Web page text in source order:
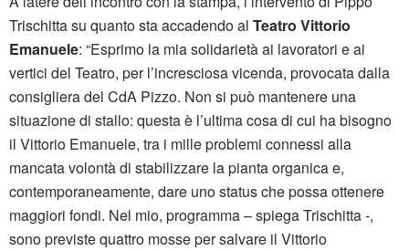
Trischitta su quanto sta accadendo al Teatro Vittorio
Emanuele: “Esprimo la mia solidarietà ai lavoratori e ai
vertici del Teatro, per l’incresciosa vicenda, provocata dalla
consigliera del CdA Pizzo. Non si può mantenere una
situazione di stallo: questa è l’ultima cosa di cui ha bisogno
il Vittorio Emanuele, tra i mille problemi connessi alla
mancata volontà di stabilizzare la pianta organica e,
contemporaneamente, dare uno status che possa ottenere
maggiori fondi. Nel mio, programma – spiega Trischitta -,
sono previste quattro mosse per salvare il Vittorio